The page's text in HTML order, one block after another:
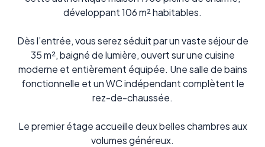
développant 106 m² habitables.
Dès l’entrée, vous serez séduit par un vaste séjour de
35 m², baigné de lumière, ouvert sur une cuisine
moderne et entièrement équipée. Une salle de bains
fonctionnelle et un WC indépendant complètent le
rez-de-chaussée.
Le premier étage accueille deux belles chambres aux
volumes généreux.